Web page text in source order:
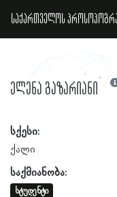
საქართველოს
ელენა გაზარიანი
სქესი:
ქალი
საქმიანობა:
სტუდენტი